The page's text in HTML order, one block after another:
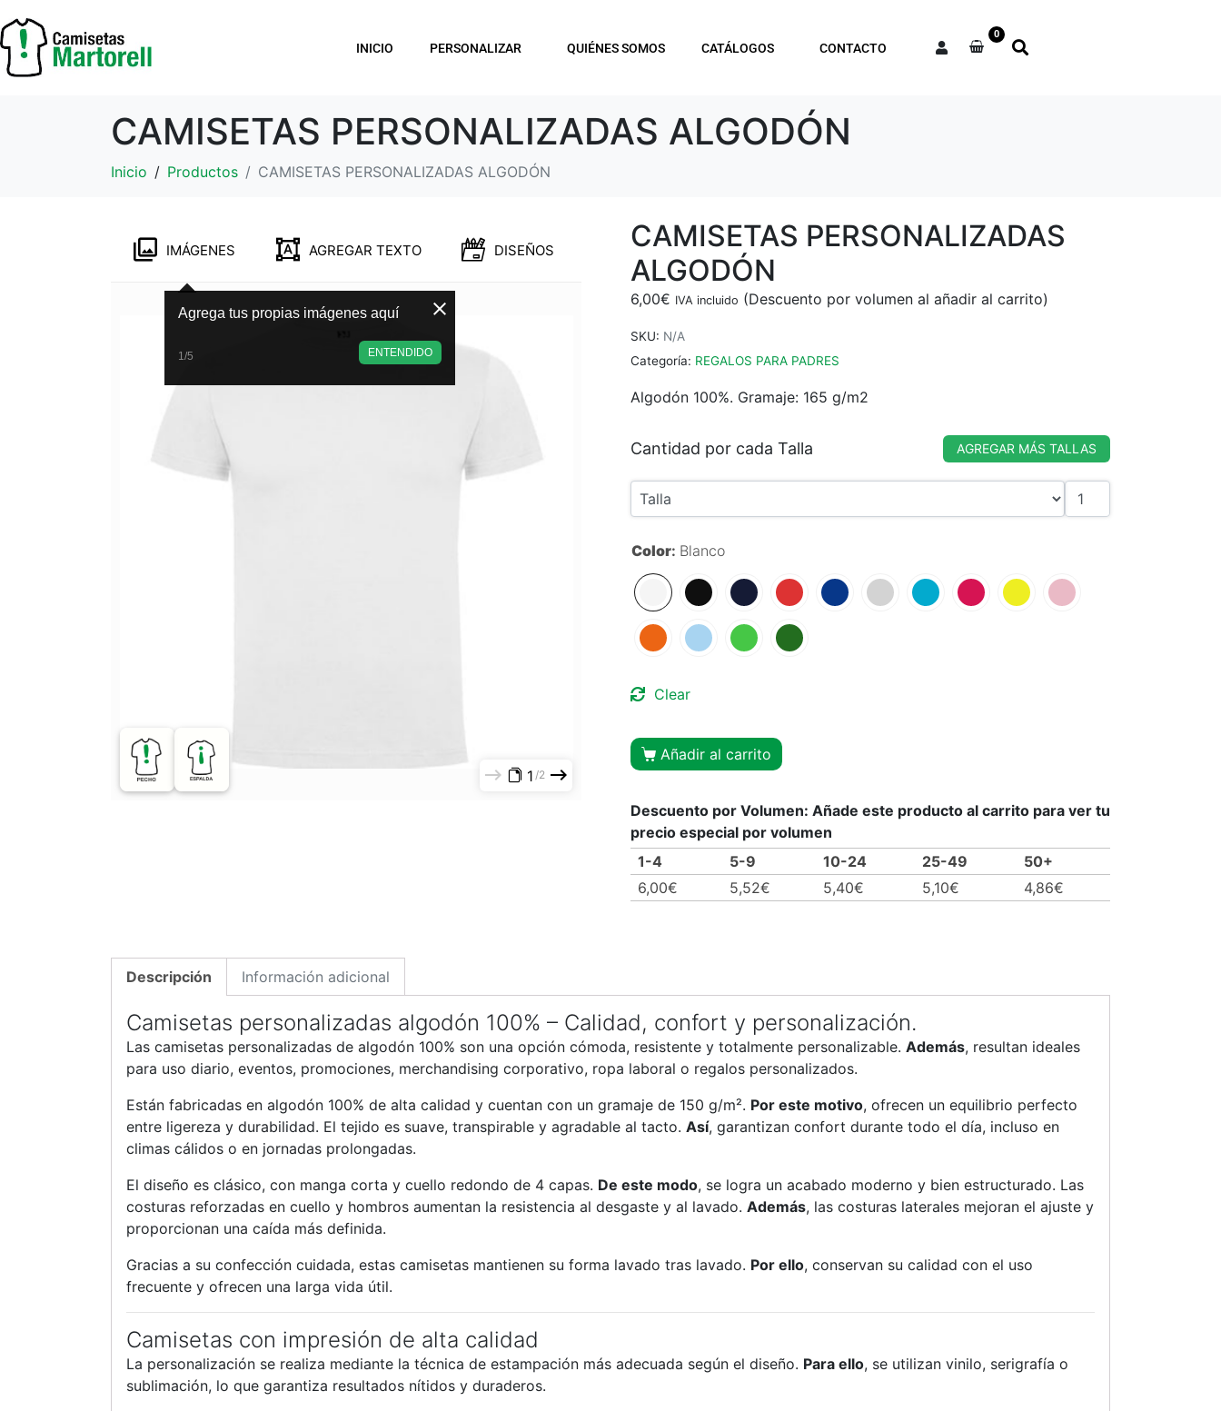
INICIO PERSONALIZAR QUIÉNES SOMOS CATÁLOGOS CONTACTO
0
CAMISETAS PERSONALIZADAS ALGODÓN
Inicio Productos CAMISETAS PERSONALIZADAS ALGODÓN
IMÁGENES AGREGAR TEXTO DISEÑOS
1 2
CAMISETAS PERSONALIZADAS
ALGODÓN
6,00€ IVA incluido
SKU: N/A
Categoría: REGALOS PARA PADRES
Algodón 100%. Gramaje: 165 g/m2
Cantidad por cada Talla AGREGAR MÁS TALLAS
Color: Blanco
Clear
Añadir al carrito
Descuento por Volumen: Añade este producto al carrito para ver tu
precio especial por volumen
1-4
5-9 10-24 25-49
50+
6,00€ 5,52€ 5,40€ 5,10€ 4,86€
Descripción Información adicional
Camisetas personalizadas algodón 100% – Calidad, confort y personalización.
Las camisetas personalizadas de algodón 100% son una opción cómoda, resistente y totalmente personalizable. Además, resultan ideales
para uso diario, eventos, promociones, merchandising corporativo, ropa laboral o regalos personalizados.
Están fabricadas en algodón 100% de alta calidad y cuentan con un gramaje de 150 g/m². Por este motivo, ofrecen un equilibrio perfecto
entre ligereza y durabilidad. El tejido es suave, transpirable y agradable al tacto. Así, garantizan confort durante todo el día, incluso en
climas cálidos o en jornadas prolongadas.
El diseño es clásico, con manga corta y cuello redondo de 4 capas. De este modo, se logra un acabado moderno y bien estructurado. Las
costuras reforzadas en cuello y hombros aumentan la resistencia al desgaste y al lavado. Además, las costuras laterales mejoran el ajuste y
proporcionan una caída más definida.
Gracias a su confección cuidada, estas camisetas mantienen su forma lavado tras lavado. Por ello, conservan su calidad con el uso
frecuente y ofrecen una larga vida útil.
Camisetas con impresión de alta calidad
La personalización se realiza mediante la técnica de estampación más adecuada según el diseño. Para ello, se utilizan vinilo, serigrafía o
sublimación, lo que garantiza resultados nítidos y duraderos.
Agrega tus propias imágenes aquí
ENTENDIDO
1/5